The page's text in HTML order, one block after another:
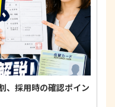
口
21-11 藍ビル202
情報保護担当
、採用時の確認ポイン